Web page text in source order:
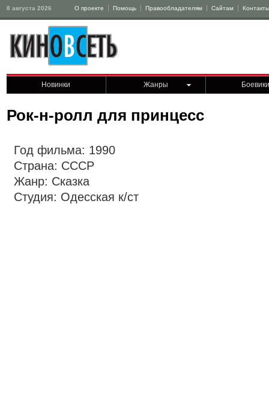
8 августа 2026 О проекте Помощь Правообладателям Сайтам Контакты
Новинки Жанры Боевики
Рок-н-ролл для принцесс
Год фильма: 1990
Страна: СССР
Жанр: Сказка
Студия: Одесская к/ст